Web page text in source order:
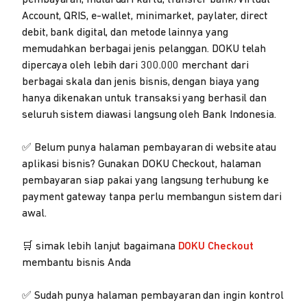
Account, QRIS, e-wallet, minimarket, paylater, direct
debit, bank digital, dan metode lainnya yang
memudahkan berbagai jenis pelanggan. DOKU telah
dipercaya oleh lebih dari 300.000 merchant dari
berbagai skala dan jenis bisnis, dengan biaya yang
hanya dikenakan untuk transaksi yang berhasil dan
seluruh sistem diawasi langsung oleh Bank Indonesia.
✅ Belum punya halaman pembayaran di website atau
aplikasi bisnis? Gunakan DOKU Checkout, halaman
pembayaran siap pakai yang langsung terhubung ke
payment gateway tanpa perlu membangun sistem dari
awal.
🛒 simak lebih lanjut bagaimana DOKU Checkout
membantu bisnis Anda
✅ Sudah punya halaman pembayaran dan ingin kontrol